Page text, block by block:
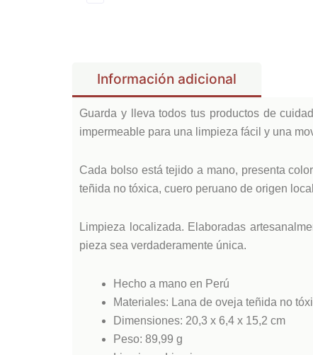
Información adicional
Guarda y lleva todos tus productos de
impermeable para una limpieza fácil y una
Cada bolso está tejido a mano, presenta
teñida no tóxica, cuero peruano de origen
Limpieza localizada. Elaboradas
pieza sea verdaderamente única.
Hecho a mano en Perú
Materiales: Lana de oveja teñida no
Dimensiones: 20,3 x 6,4 x 15,2 cm
Peso: 89,99 g